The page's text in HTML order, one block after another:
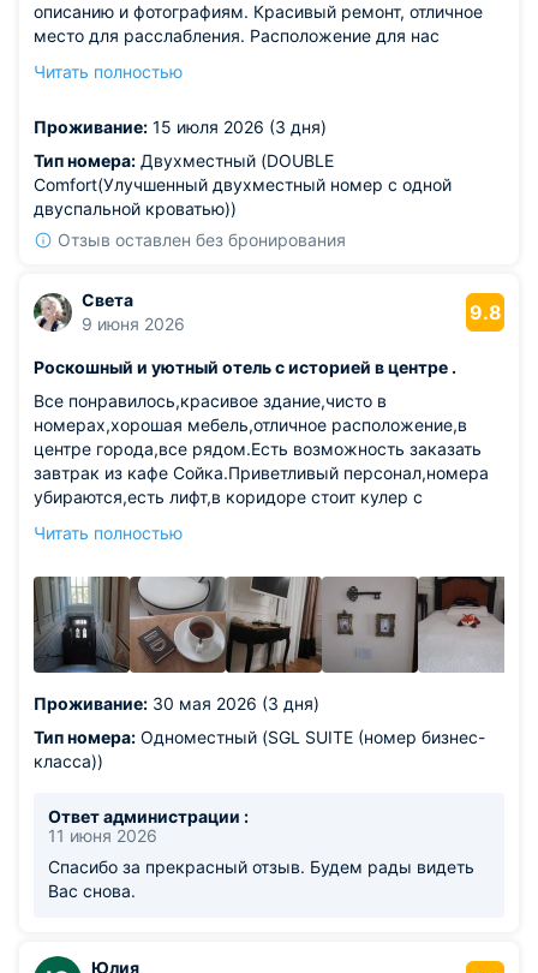
описанию и фотографиям. Красивый ремонт, отличное
место для расслабления. Расположение для нас
Отдельная благодарность чудесным администраторам!
Читать полностью
Проживание: 15 июля 2026 (3 дня)
Тип номера: Двухместный (DОUBLE
Comfort(Улучшенный двухместный номер с одной
двуспальной кроватью))
Отзыв оставлен без бронирования
Света
9 июня 2026
9.8
Роскошный и уютный отель с историей в центре .
Все понравилось,красивое здание,чисто в
номерах,хорошая мебель,отличное расположение,в
центре города,все рядом.Есть возможность заказать
завтрак из кафе Сойка.Приветливый персонал,номера
убираются,есть лифт,в коридоре стоит кулер с
камере хранения и мы забрали их когда было
друзьям!
Читать полностью
Проживание: 30 мая 2026 (3 дня)
Тип номера: Одноместный (SGL SUITE (номер бизнес-
класса))
Ответ администрации :
11 июня 2026
Спасибо за прекрасный отзыв. Будем рады видеть
Вас снова.
Юлия